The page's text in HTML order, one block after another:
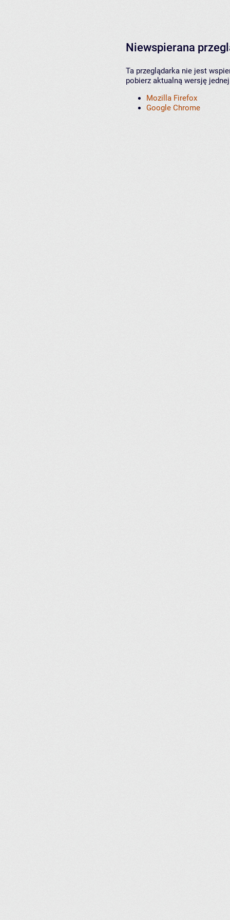
Niewspierana
Ta przeglądarka nie jest
pobierz aktualną wersję
Mozilla Firefox
Google Chrome